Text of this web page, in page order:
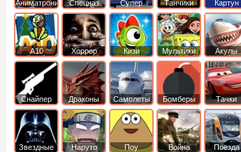
Аниматроники Спецназ
Супер
бойцы
Танчики
Картун
нетворк
А10 Хоррор Кизи Мультики Акулы
Снайпер Драконы Самолеты Бомберы Тачки
Звездные
Наруто Поу Война Поезда